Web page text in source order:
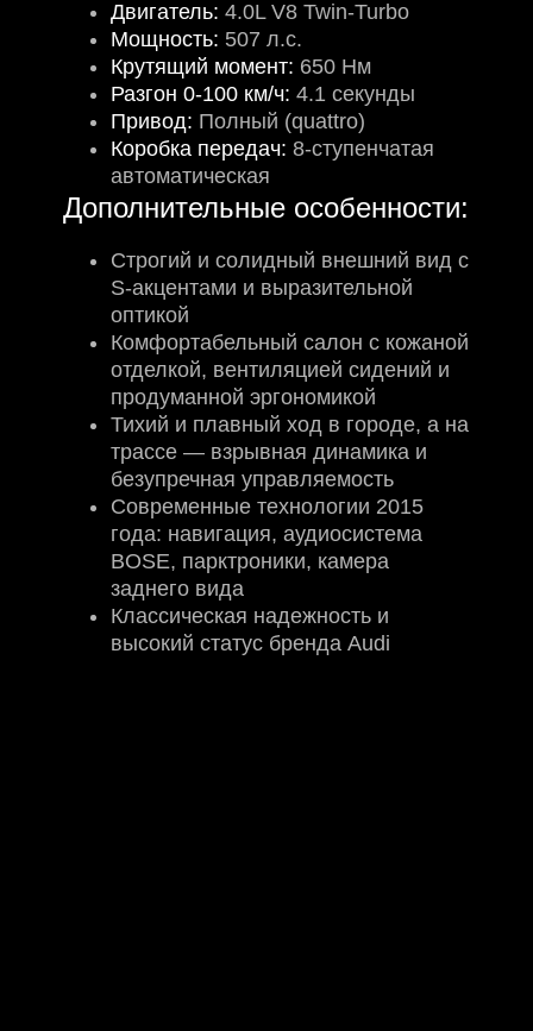
Двигатель: 4.0L V8 Twin-Turbo
Мощность: 507 л.с.
Крутящий момент: 650 Нм
Разгон 0-100 км/ч: 4.1 секунды
Привод: Полный (quattro)
Коробка передач: 8-ступенчатая
автоматическая
Дополнительные особенности:
Строгий и солидный внешний вид с
S-акцентами и выразительной
оптикой
Комфортабельный салон с кожаной
отделкой, вентиляцией сидений и
продуманной эргономикой
Тихий и плавный ход в городе, а на
трассе — взрывная динамика и
безупречная управляемость
Современные технологии 2015
года: навигация, аудиосистема
BOSE, парктроники, камера
заднего вида
Классическая надежность и
высокий статус бренда Audi